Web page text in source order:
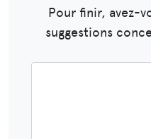
Pour finir, avez-
suggestions